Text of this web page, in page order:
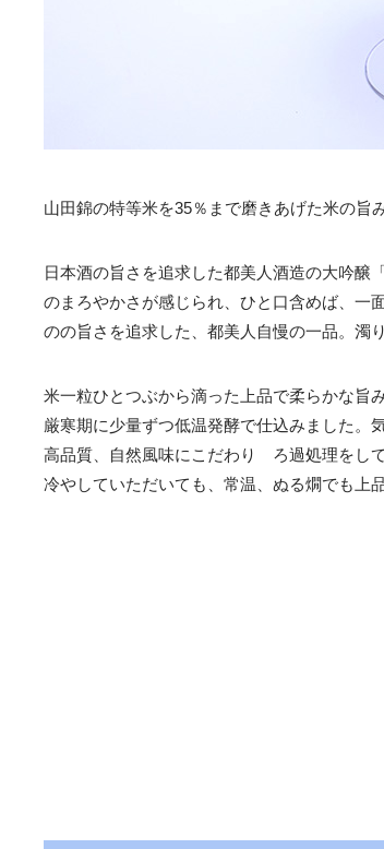
山田錦の特等米を35％まで磨きあげた米の旨
日本酒の旨さを追求した都美人酒造の大吟醸
のまろやかさが感じられ、ひと口含めば、一
のの旨さを追求した、都美人自慢の一品。濁
米一粒ひとつぶから滴った上品で柔らかな旨
厳寒期に少量ずつ低温発酵で仕込みました。
高品質、自然風味にこだわり ろ過処理をし
冷やしていただいても、常温、ぬる燗でも上